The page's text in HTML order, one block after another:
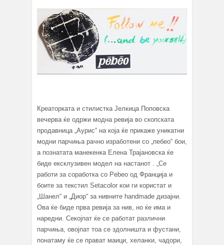
Креаторката и стилистка Јелкица Поповска
вечерва ќе одржи модна ревија во скопската
продавница „Аурис“ на која ќе прикаже уникатни
модни парчиња рачно изработени со „пебео“ бои,
а познатата манекенка Елена Трајановска ќе
биде ексклузивен модел на настанот . „Се
работи за соработка со Pebeo од Франција и
боите за текстил Setacolor кои ги користат и
„Шанел“ и „Диор“ за нивните handmade дизајни.
Ова ќе биде прва ревија за нив, но ќе има и
наредни. Секојпат ќе се работат различни
парчиња, овојпат тоа се здолништа и фустани,
понатаму ќе се прават маици, хеланки, чадори,